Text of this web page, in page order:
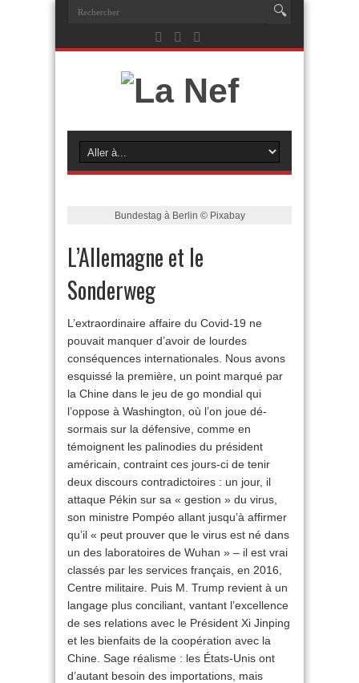
Bundestag à Berlin © Pixabay
L’Allemagne et le
Sonderweg
L’extraordinaire affaire du Covid-19 ne
pouvait manquer d’avoir de lourdes
conséquences internationales. Nous avons
esquissé la première, un point marqué par
la Chine dans le jeu de go mondial qui
l’oppose à Washington, où l’on joue dé­
sormais sur la défensive, comme en
témoignent les palinodies du président
américain, contraint ces jours-ci de tenir
deux discours contradictoires : un jour, il
attaque Pékin sur sa « gestion » du virus,
son ministre Pompéo allant jusqu’à affirmer
qu’il « peut prouver que le virus est né dans
un des laboratoires de Wuhan » – il est vrai
classés par les services français, en 2016,
Centre militaire. Puis M. Trump revient à un
langage plus conciliant, vantant l’excellence
de ses relations avec le Président Xi Jinping
et les bienfaits de la coopération avec la
Chine. Sage réalisme : les États-Unis ont
d’autant besoin des importations, mais